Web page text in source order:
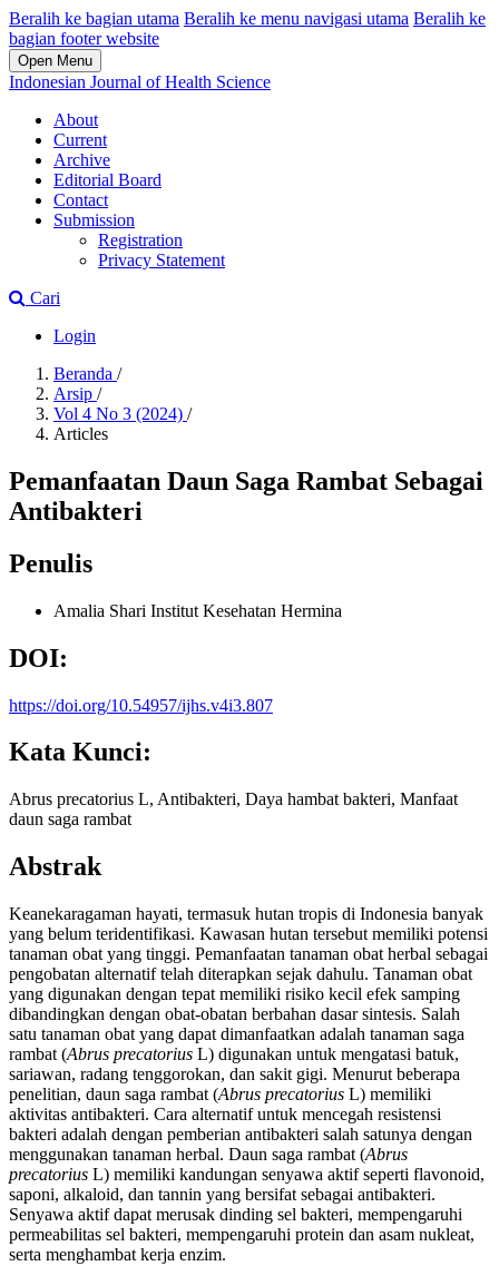
Beralih ke bagian utama Beralih ke menu navigasi utama Beralih ke
bagian footer website
Open Menu
Indonesian Journal of Health Science
About
Current
Archive
Editorial Board
Contact
Submission
Registration
Privacy Statement
Cari
Login
Beranda /
Arsip /
Vol 4 No 3 (2024) /
Articles
Pemanfaatan Daun Saga Rambat Sebagai
Antibakteri
Penulis
Amalia Shari Institut Kesehatan Hermina
DOI:
https://doi.org/10.54957/ijhs.v4i3.807
Kata Kunci:
Abrus precatorius L, Antibakteri, Daya hambat bakteri, Manfaat
daun saga rambat
Abstrak
Keanekaragaman hayati, termasuk hutan tropis di Indonesia banyak
yang belum teridentifikasi. Kawasan hutan tersebut memiliki potensi
tanaman obat yang tinggi. Pemanfaatan tanaman obat herbal sebagai
pengobatan alternatif telah diterapkan sejak dahulu. Tanaman obat
yang digunakan dengan tepat memiliki risiko kecil efek samping
dibandingkan dengan obat-obatan berbahan dasar sintesis. Salah
satu tanaman obat yang dapat dimanfaatkan adalah tanaman saga
rambat (Abrus precatorius L) digunakan untuk mengatasi batuk,
sariawan, radang tenggorokan, dan sakit gigi. Menurut beberapa
penelitian, daun saga rambat (Abrus precatorius L) memiliki
aktivitas antibakteri. Cara alternatif untuk mencegah resistensi
bakteri adalah dengan pemberian antibakteri salah satunya dengan
menggunakan tanaman herbal. Daun saga rambat (Abrus
precatorius L) memiliki kandungan senyawa aktif seperti flavonoid,
saponi, alkaloid, dan tannin yang bersifat sebagai antibakteri.
Senyawa aktif dapat merusak dinding sel bakteri, mempengaruhi
permeabilitas sel bakteri, mempengaruhi protein dan asam nukleat,
serta menghambat kerja enzim.